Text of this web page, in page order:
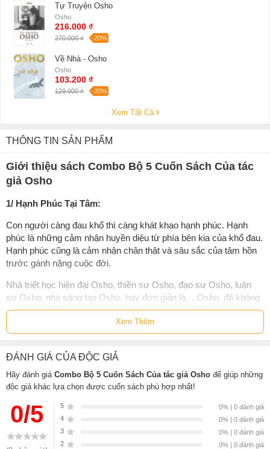
Tự Truyện Osho
Osho
216.000 ₫
270.000 ₫ -20%
Về Nhà - Osho
Osho
103.200 ₫
129.000 ₫ -20%
Xem Tất Cả
THÔNG TIN SẢN PHẨM
Giới thiệu sách Combo Bộ 5 Cuốn Sách Của tác
giả Osho
1/ Hạnh Phúc Tại Tâm:
Con người càng đau khổ thì càng khát khao hạnh phúc. Hạnh
phúc là những cảm nhận huyền diệu từ phía bên kia của khổ đau.
Hạnh phúc cũng là cảm nhận chân thật và sâu sắc của tâm hồn
trước gánh nặng cuộc đời.
Nhà triết học hiện đại Osho, thiền sư Osho, đạo sư Osho, luận
sư Osho, nhà sáng tạo Osho, hay đơn giản là… Osho, đã không
ngừng nói cho người nghe cùng thời và người đọc của mọi thời
về bản chất của niềm vui sốn
bằng con đường truyền bá của những môn đệ thầm lặng, bất
chấp những đánh giá khắt khe và đầy “hoang mang” về tinh thần
triết học mãnh liệt của ông.
Tác phẩm Hạnh phúc tại tâm (JOY: The Happiness That Comes
from Within) mà bạn đang cầm trên tay cũng là một trong số
những tâm tình thánh thiện đó. Osho từng nói sứ mạng của ông
là tạo điều kiện cho việc ra đời một thế giới của những con người
Xem Thêm
ĐÁNH GIÁ CỦA ĐỘC GIẢ
Hãy đánh giá Combo Bộ 5 Cuốn Sách Của tác giả Osho để giúp những
độc giả khác lựa chọn được cuốn sách phù hợp nhất!
0/5 5
0% | 0 đánh giá
4
0% | 0 đánh giá
3
0% | 0 đánh giá
2
0% | 0 đánh giá